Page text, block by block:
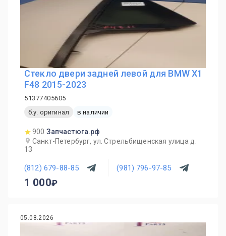
Стекло двери задней левой для BMW X1
F48 2015-2023
51377405605
б.у. оригинал
в наличии
900 Запчастюга.рф
Санкт-Петербург, ул. Стрельбищенская улица д.
13
(812) 679-88-85 (981) 796-97-85
1 000
05.08.2026